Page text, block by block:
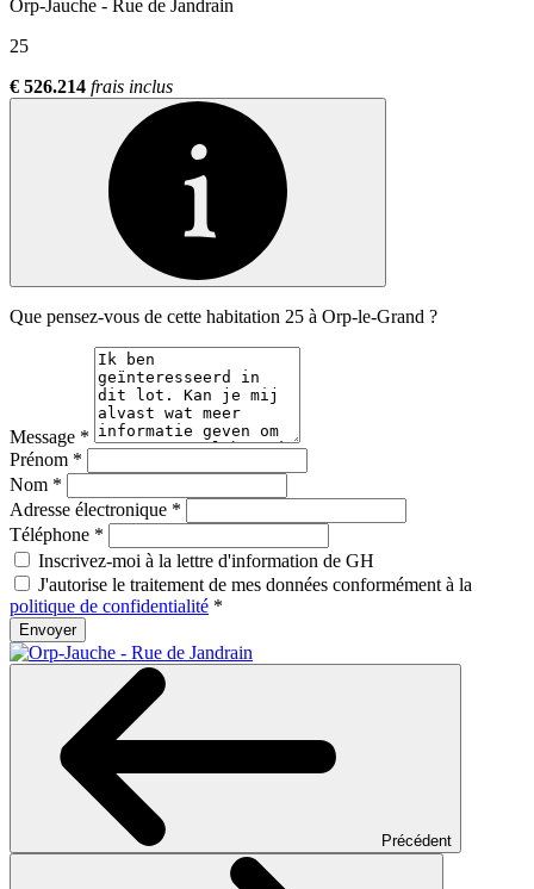
Orp-Jauche - Rue de Jandrain
25
€ 526.214 frais inclus
Que pensez-vous de cette habitation 25 à Orp-le-Grand ?
Message *
Prénom *
Nom *
Adresse électronique *
Téléphone *
Inscrivez-moi à la lettre d'information de GH
J'autorise le traitement de mes données conformément à la
politique de confidentialité *
Envoyer
Précédent